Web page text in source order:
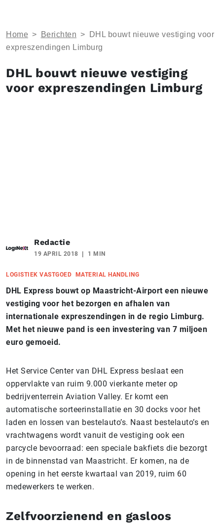
Home > Berichten >
DHL bouwt nieuwe vestiging voor
expreszendingen Limburg
DHL bouwt nieuwe vestiging
voor expreszendingen Limburg
Redactie
19 APRIL 2018 1 MIN
LOGISTIEK VASTGOED MATERIAL HANDLING
DHL Express bouwt op Maastricht-Airport een nieuwe
vestiging voor het bezorgen en afhalen van
internationale expreszendingen in de regio Limburg.
Met het nieuwe pand is een investering van 7 miljoen
euro gemoeid.
Het Service Center van DHL Express beslaat een
oppervlakte van ruim 9.000 vierkante meter op
bedrijventerrein Aviation Valley. Er komt een
automatische sorteerinstallatie en 30 docks voor het
laden en lossen van bestelauto’s. Naast bestelauto’s en
vrachtwagens wordt vanuit de vestiging ook een
parcycle bevoorraad: een speciale bakfiets die bezorgt
in de binnenstad van Maastricht. Er komen, na de
opening in het eerste kwartaal van 2019, ruim 60
medewerkers te werken.
Zelfvoorzienend en gasloos